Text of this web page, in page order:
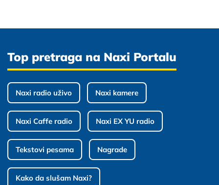
Top pretraga na Naxi Portalu
Naxi radio uživo Naxi kamere
Naxi Caffe radio Naxi EX YU radio
Tekstovi pesama Nagrade
Kako da slušam Naxi?